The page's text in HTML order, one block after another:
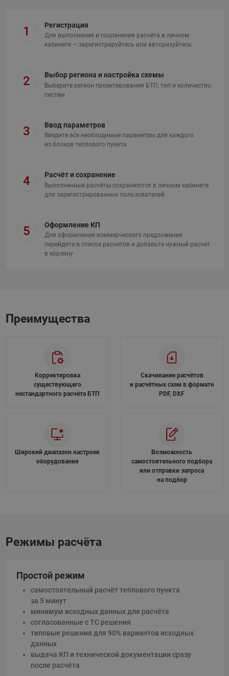
1 Регистрация
Для выполнения и сохранения расчёта в личном
кабинете — зарегистрируйтесь или авторизуйтесь
2 Выбор региона и настройка схемы
Выберите регион проектирования БТП, тип и количество
систем
3 Ввод параметров
Введите все необходимые параметры для каждого
из блоков теплового пункта
4 Расчёт и сохранение
Выполненные расчёты сохраняются в личном кабинете
для зарегистрированных пользователей
5 Оформление КП
Для оформления коммерческого предложения
перейдите в список расчетов и добавьте нужный расчет
в корзину
Преимущества
Корректировка
существующего
нестандартного расчёта БТП
Скачивание расчётов
и расчётных схем в формате
PDF, DXF
Широкий диапазон настроек
оборудования
Возможность
самостоятельного подбора
или отправки запроса
на подбор
Режимы расчёта
Простой режим
самостоятельный расчёт теплового пункта
за 5 минут
минимум исходных данных для расчёта
согласованные с ТС решения
типовые решения для 90% вариантов исходных
данных
выдача КП и технической документации сразу
после расчёта